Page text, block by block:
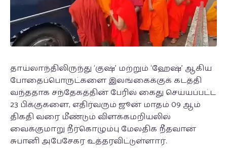
தாய்லாந்திலிருந்து ‘குஷ்’ மற்றும் ‘ஹேஷ்’ ஆகிய
போதைப்பொருட்களை இலங்கைக்குக் கடத்தி
வந்ததாக சந்தேகத்தின் பேரில் கைது செய்யப்பட்ட
23 பிக்குகளை, எதிர்வரும் ஜூன் மாதம் 09 ஆம்
திகதி வரை மீண்டும் விளக்கமறியலில்
வைக்குமாறு நீர்கொழும்பு மேலதிக நீதவான்
சுபானி அபேசேகர உத்தரவிட்டுள்ளார்.